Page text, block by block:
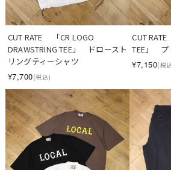
CUT RATE 　「CR LOGO
DRAWSTRING TEE」　ドロースト
リングティーシャツ
¥7,700(税込)
CUT RATE
TEE」　
¥7,150(税